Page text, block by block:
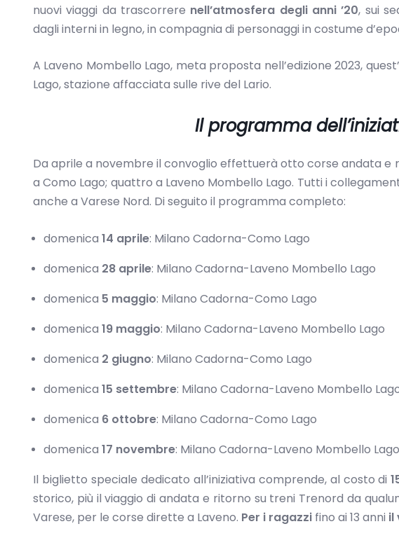
nuovi viaggi da trascorrere nell’atmosfera degli anni ’20, sui
dagli interni in legno, in compagnia di personaggi in costume
A Laveno Mombello Lago, meta proposta nell’edizione 2023,
Lago, stazione affacciata sulle rive del Lario.
Il programma
Da aprile a novembre il convoglioeffettuerà otto corse andata e
a Como Lago; quattro a Laveno Mombello Lago. Tutti i
anche a Varese Nord. Di seguito il programma completo:
domenica 14 aprile: Milano Cadorna-Como Lago
domenica 28 aprile: Milano Cadorna-Laveno Mombello Lago
domenica 5 maggio: Milano Cadorna-Como Lago
domenica 19 maggio: Milano Cadorna-Laveno Mombello Lago
domenica 2 giugno: Milano Cadorna-Como Lago
domenica 15 settembre: Milano Cadorna-Laveno Mombello
domenica 6 ottobre: Milano Cadorna-Como Lago
domenica 17 novembre: Milano Cadorna-Laveno Mombello Lago
Il biglietto speciale dedicato all’iniziativa comprende, al costo di
storico, più il viaggio di andata e ritorno su treni Trenord da
Varese, per le corse dirette a Laveno. Per i ragazzi fino ai 13 anni il